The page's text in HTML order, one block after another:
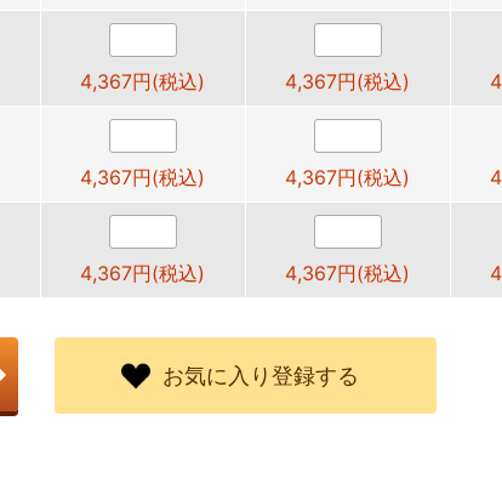
4,367円(税込) 4,367円(税込)
4,367円(税込) 4,367円(税込)
4,367円(税込) 4,367円(税込)
お気に入り登録する